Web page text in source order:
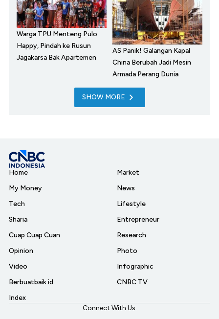
Warga TPU Menteng Pulo
Happy, Pindah ke Rusun
Jagakarsa Bak Apartemen
AS Panik! Galangan Kapal
China Berubah Jadi Mesin
Armada Perang Dunia
SHOW MORE
Home
My Money
Tech
Sharia
Cuap Cuap Cuan
Opinion
Video
Berbuatbaik.id
Index
Market
News
Lifestyle
Entrepreneur
Research
Photo
Infographic
CNBC TV
Connect With Us: